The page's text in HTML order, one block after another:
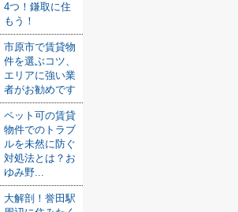
4つ！鎌取に住
もう！
市原市で賃貸物
件を選ぶコツ、
エリアに強い業
者がお勧めです
ペット可の賃貸
物件でのトラブ
ルを未然に防ぐ
対処法とは？お
ゆみ野...
大解剖！誉田駅